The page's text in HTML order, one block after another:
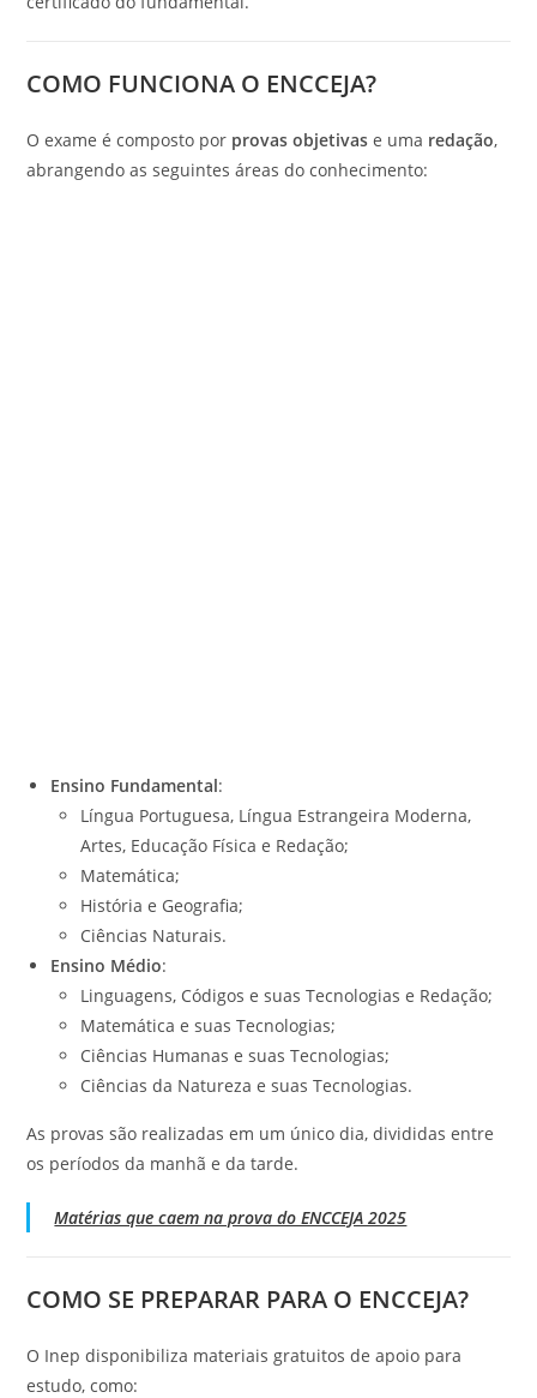
COMO FUNCIONA O ENCCEJA?
O exame é composto por provas objetivas e uma redação,
abrangendo as seguintes áreas do conhecimento:
Ensino Fundamental:
Língua Portuguesa, Língua Estrangeira Moderna,
Artes, Educação Física e Redação;
Matemática;
História e Geografia;
Ciências Naturais.
Ensino Médio:
Linguagens, Códigos e suas Tecnologias e Redação;
Matemática e suas Tecnologias;
Ciências Humanas e suas Tecnologias;
Ciências da Natureza e suas Tecnologias.
As provas são realizadas em um único dia, divididas entre
os períodos da manhã e da tarde.
Matérias que caem na prova do ENCCEJA 2025
COMO SE PREPARAR PARA O ENCCEJA?
O Inep disponibiliza materiais gratuitos de apoio para
estudo, como: